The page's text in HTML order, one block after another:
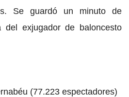
Se guardó un minuto de
del exjugador de baloncesto
(77.223 espectadores)